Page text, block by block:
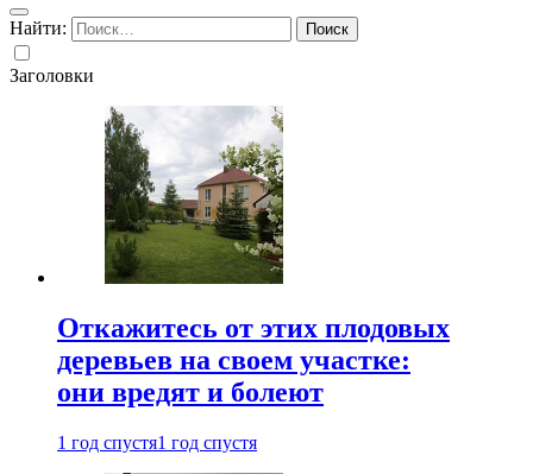
Найти:
Заголовки
Откажитесь от этих плодовых
деревьев на своем участке:
они вредят и болеют
1 год спустя1 год спустя